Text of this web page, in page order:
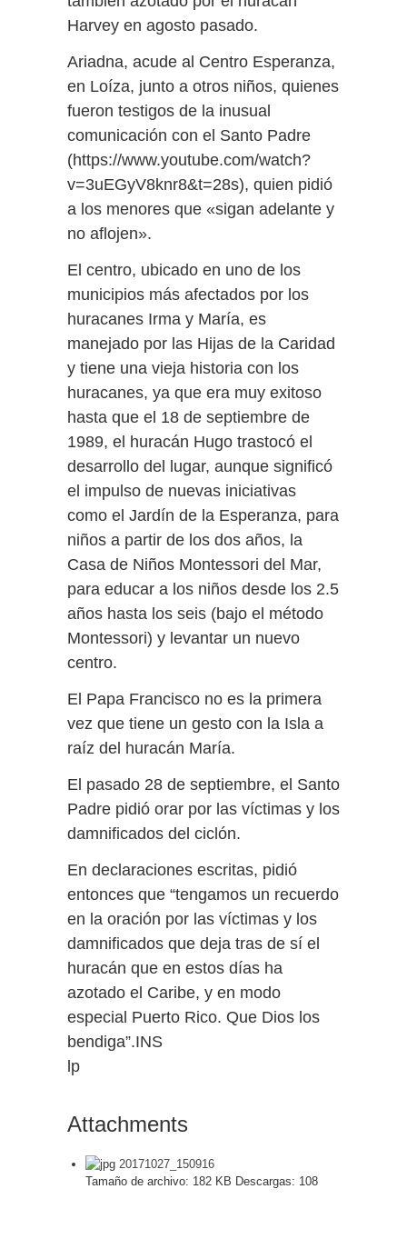
Harvey en agosto pasado.
Ariadna, acude al Centro Esperanza,
en Loíza, junto a otros niños, quienes
fueron testigos de la inusual
comunicación con el Santo Padre
(https://www.youtube.com/watch?
v=3uEGyV8knr8&t=28s), quien pidió
a los menores que «sigan adelante y
no aflojen».
El centro, ubicado en uno de los
municipios más afectados por los
huracanes Irma y María, es
manejado por las Hijas de la Caridad
y tiene una vieja historia con los
huracanes, ya que era muy exitoso
hasta que el 18 de septiembre de
1989, el huracán Hugo trastocó el
desarrollo del lugar, aunque significó
el impulso de nuevas iniciativas
como el Jardín de la Esperanza, para
niños a partir de los dos años, la
Casa de Niños Montessori del Mar,
para educar a los niños desde los 2.5
años hasta los seis (bajo el método
Montessori) y levantar un nuevo
centro.
El Papa Francisco no es la primera
vez que tiene un gesto con la Isla a
raíz del huracán María.
El pasado 28 de septiembre, el Santo
Padre pidió orar por las víctimas y los
damnificados del ciclón.
En declaraciones escritas, pidió
entonces que “tengamos un recuerdo
en la oración por las víctimas y los
damnificados que deja tras de sí el
huracán que en estos días ha
azotado el Caribe, y en modo
especial Puerto Rico. Que Dios los
bendiga”.INS
lp
Attachments
20171027_150916
Tamaño de archivo: 182 KB Descargas: 108